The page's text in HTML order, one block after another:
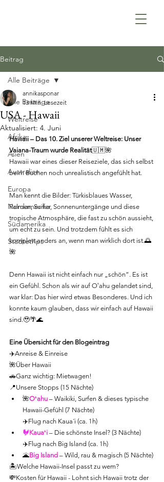
Beitrag
Alle Beiträge
Weltreise
Afrika
Asien
Australien
Europa
Nordamerika
Südamerika
Städtetrips
Alle Beiträge
USA - Hawaii
annikasponar
13 Min. Lesezeit
Aktualisiert: 4. Juni
Hawaii – Das 10. Ziel unserer Weltreise: Unser
Vaiana-Traum wurde Realität🇺🇲🌺
Hawaii war eines dieser Reiseziele, das sich selbst
beim Buchen noch unrealistisch angefühlt hat.
Man kennt die Bilder: Türkisblaues Wasser,
Palmen, Surfer, Sonnenuntergänge und diese
tropische Atmosphäre, die fast zu schön aussieht,
um echt zu sein. Und trotzdem fühlt es sich
komplett anders an, wenn man wirklich dort ist.🌅
🌺
Denn Hawaii ist nicht einfach nur „schön“. Es ist
ein Gefühl. Schon als wir auf Oʻahu gelandet sind,
war klar: Das hier wird etwas Besonderes. Und ich
konnte kaum glauben, dass wir einfach auf Hawaii
sind.🥹🌴🌊
Eine Übersicht für den Blogeintrag
✈️Anreise & Einreise
🌺Über Hawaii
🚗Ganz wichtig: Mietwagen!
📍Unsere Stopps (15 Nächte)
🌺Oʻahu – Waikiki, Surfen & dieses typische
Hawaii-Gefühl (7 Nächte)
✈️Flug nach Kaua´i (ca. 1h)
🐓Kauaʻi – Die schönste Insel? (3 Nächte)
✈️Flug nach Big Island (ca. 1h)
🌋Big Island – Wild, rau & magisch (5 Nächte)
🏝Welche Hawaii-Insel passt zu wem?
💸Kosten für Hawaii - Lohnt sich Hawaii trotz der